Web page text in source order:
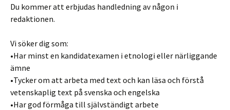
Du kommer att erbjudas handledning av någon i
redaktionen.
Vi söker dig som:
•Har minst en kandidatexamen i etnologi eller närliggande
ämne
•Tycker om att arbeta med text och kan läsa och förstå
vetenskaplig text på svenska och engelska
•Har god förmåga till självständigt arbete